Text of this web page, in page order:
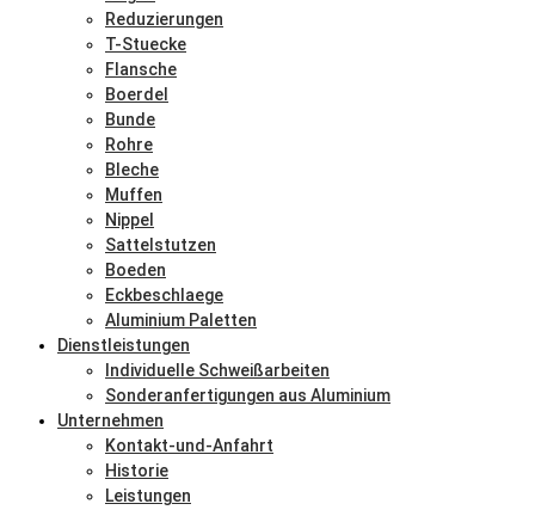
Reduzierungen
T-Stuecke
Flansche
Boerdel
Bunde
Rohre
Bleche
Muffen
Nippel
Sattelstutzen
Boeden
Eckbeschlaege
Aluminium Paletten
Dienstleistungen
Individuelle Schweißarbeiten
Sonderanfertigungen aus Aluminium
Unternehmen
Kontakt-und-Anfahrt
Historie
Leistungen